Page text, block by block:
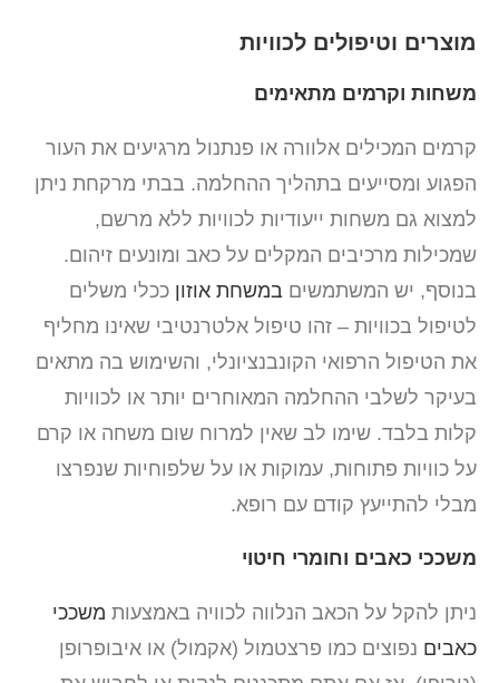
מוצרים וטיפולים לכוויות
משחות וקרמים מתאימים
קרמים המכילים אלוורה או פנתנול מרגיעים את העור
הפגוע ומסייעים בתהליך ההחלמה. בבתי מרקחת ניתן
למצוא גם משחות ייעודיות לכוויות ללא מרשם,
שמכילות מרכיבים המקלים על כאב ומונעים זיהום.
בנוסף, יש המשתמשים במשחת אוזון ככלי משלים
לטיפול בכוויות – זהו טיפול אלטרנטיבי שאינו מחליף
את הטיפול הרפואי הקונבנציונלי, והשימוש בה מתאים
בעיקר לשלבי ההחלמה המאוחרים יותר או לכוויות
קלות בלבד. שימו לב שאין למרוח שום משחה או קרם
על כוויות פתוחות, עמוקות או על שלפוחיות שנפרצו
מבלי להתייעץ קודם עם רופא.
משככי כאבים וחומרי חיטוי
ניתן להקל על הכאב הנלווה לכוויה באמצעות משככי
כאבים נפוצים כמו פרצטמול (אקמול) או איבופרופן